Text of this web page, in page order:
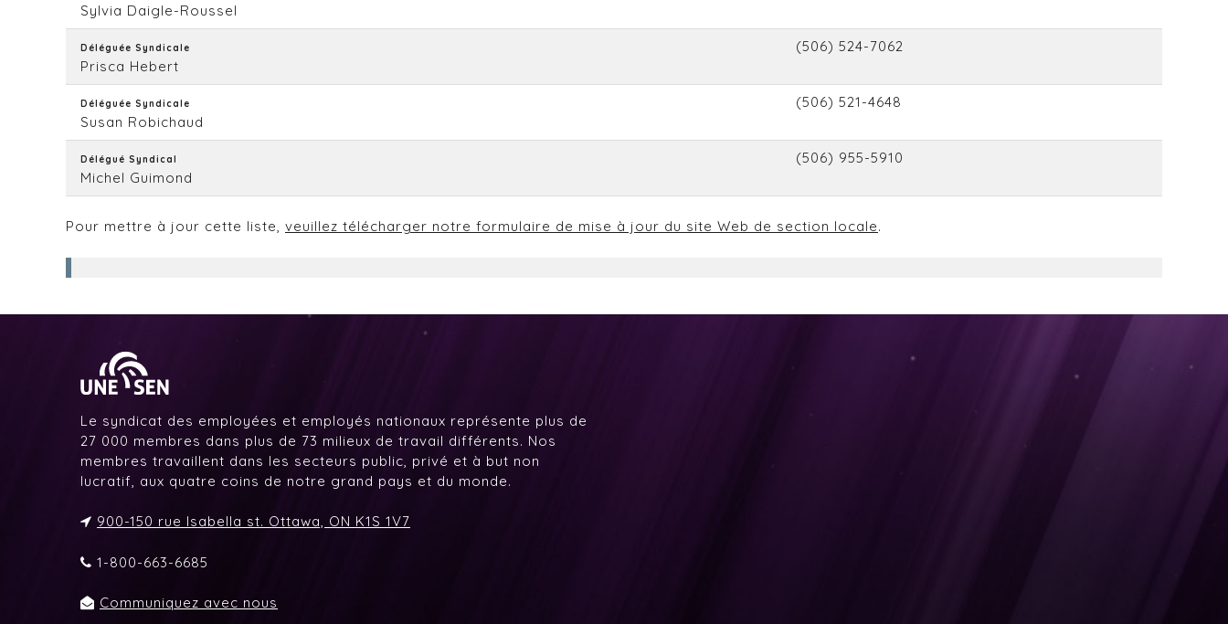
Sylvia Daigle-Roussel
Déléguée Syndicale
Prisca Hebert
(506) 524-7062
Déléguée Syndicale
Susan Robichaud
(506) 521-4648
Délégué Syndical
Michel Guimond
(506) 955-5910
Pour mettre à jour cette liste, veuillez télécharger notre formulaire de mise à jour du site Web de section locale.
Le syndicat des employées et employés nationaux représente plus de
27 000 membres dans plus de 73 milieux de travail différents. Nos
membres travaillent dans les secteurs public, privé et à but non
lucratif, aux quatre coins de notre grand pays et du monde.
900-150 rue Isabella st. Ottawa, ON K1S 1V7
1-800-663-6685
Communiquez avec nous